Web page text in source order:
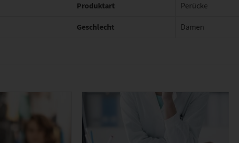
Produktart Perücke
Geschlecht Damen